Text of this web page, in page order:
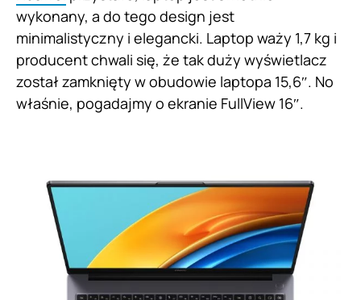
wykonany, a do tego design jest
minimalistyczny i elegancki. Laptop waży 1,7 kg i
producent chwali się, że tak duży wyświetlacz
został zamknięty w obudowie laptopa 15,6″. No
właśnie, pogadajmy o ekranie FullView 16″.